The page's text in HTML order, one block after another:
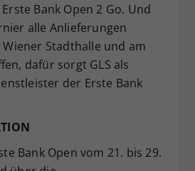
Bank Open 2 Go. Und
alle Anlieferungen
Stadthalle und am
dafür sorgt GLS als
der Erste Bank
Bank Open vom 21. bis 29.